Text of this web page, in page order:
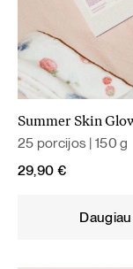
Summer Skin
25 porcijos | 150 g
29,90 €
Daugiau